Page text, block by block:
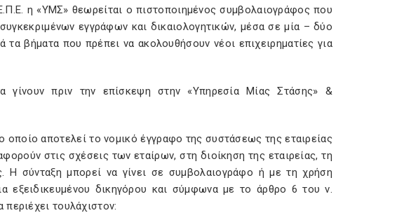
η «ΥΜΣ» θεωρείται ο πιστοποιημένος συμβολαιογράφος που
εγγράφων και δικαιολογητικών, μέσα σε μία – δύο
βήματα που πρέπει να ακολουθήσουν νέοι επιχειρηματίες για
γίνουν πριν την επίσκεψη στην «Υπηρεσία Μίας Στάσης» &
οποίο αποτελεί το νομικό έγγραφο της συστάσεως της εταιρείας
στις σχέσεις των εταίρων, στη διοίκηση της εταιρείας, τη
Η σύνταξη μπορεί να γίνει σε συμβολαιογράφο ή με τη χρήση
εξειδικευμένου δικηγόρου και σύμφωνα με το άρθρο 6 του ν.
τουλάχιστον: